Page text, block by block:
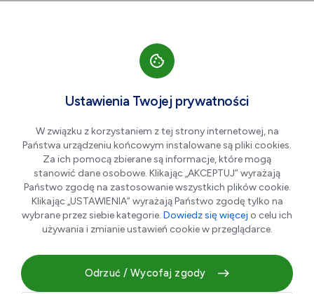
Wkrótce Stalowa Wola stanie
się centrum innowacji
19.05.2026 r.
Ustawienia Twojej prywatności
W związku z korzystaniem z tej strony internetowej, na
Państwa urządzeniu końcowym instalowane są pliki cookies.
Za ich pomocą zbierane są informacje, które mogą
stanowić dane osobowe. Klikając „AKCEPTUJ” wyrażają
Państwo zgodę na zastosowanie wszystkich plików cookie.
Klikając „USTAWIENIA” wyrażają Państwo zgodę tylko na
wybrane przez siebie kategorie. Dowiedz się więcej o celu ich
używania i zmianie ustawień cookie w przeglądarce.
Odrzuć / Wycofaj zgody